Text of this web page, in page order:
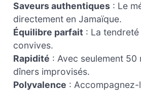
Saveurs authentiques : Le
directement en Jamaïque.
Équilibre parfait : La
convives.
Rapidité : Avec seulement 50
dîners improvisés.
Polyvalence :